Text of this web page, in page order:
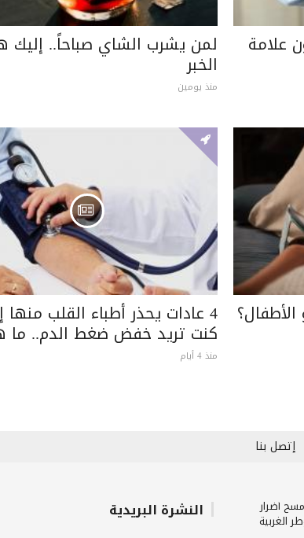
علامة لمن يشرب الشاي صباحاً.. إليك
الخبر
منذ يومين
4 عادات يحذر أطباء القلب منها
كنت تريد خفض ضغط الدم..
منذ 4 أيام
إتصل بنا
أضرار
الغربية النشرة البريدية